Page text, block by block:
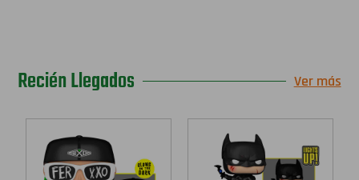
Recién Llegados Ver más